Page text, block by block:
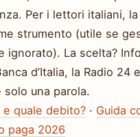
Per i lettori italiani,
strumento (utile se
ignorato). La scelta?
d’Italia, la Radio 24
una parola.
e quale debito? · Guida
paga 2026